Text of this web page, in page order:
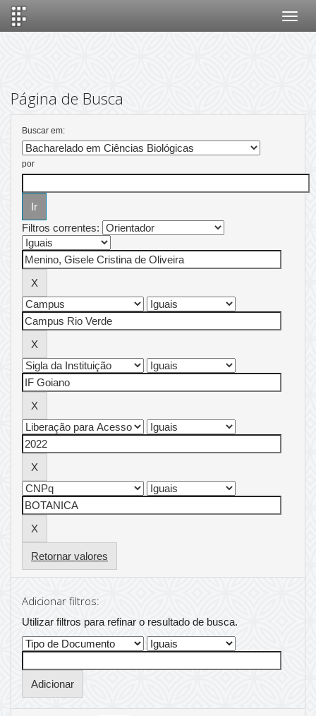
Página de Busca
Buscar em:
por
Filtros correntes:
Retornar valores
Adicionar filtros:
Utilizar filtros para refinar o resultado de busca.